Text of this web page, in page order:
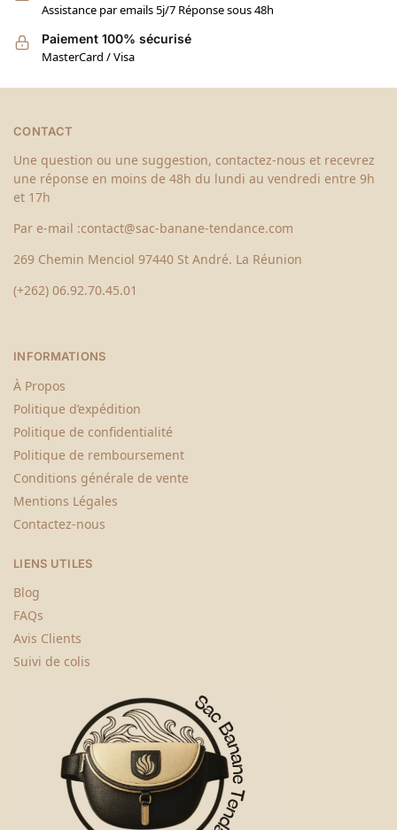
Assistance par emails 5j/7 Réponse sous 48h
Paiement 100% sécurisé
MasterCard / Visa
CONTACT
Une question ou une suggestion, contactez-nous et recevrez
une réponse en moins de 48h du lundi au vendredi entre 9h
et 17h
Par e-mail :contact@sac-banane-tendance.com
269 Chemin Menciol 97440 St André. La Réunion
(+262) 06.92.70.45.01
INFORMATIONS
À Propos
Politique d’expédition
Politique de confidentialité
Politique de remboursement
Conditions générale de vente
Mentions Légales
Contactez-nous
LIENS UTILES
Blog
FAQs
Avis Clients
Suivi de colis